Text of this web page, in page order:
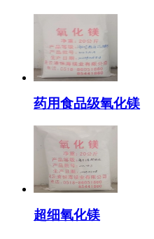
药用食品级氧化镁
超细氧化镁